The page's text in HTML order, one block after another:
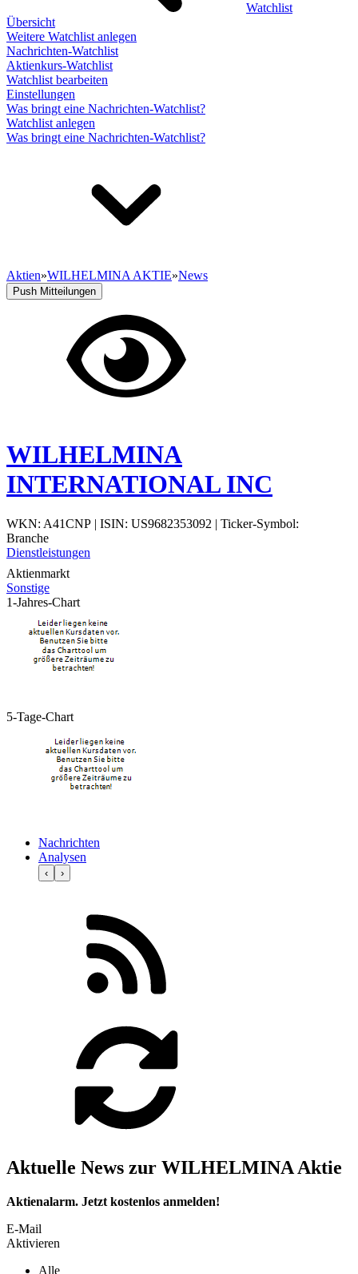
Watchlist
Übersicht
Weitere Watchlist anlegen
Nachrichten-Watchlist
Aktienkurs-Watchlist
Watchlist bearbeiten
Einstellungen
Was bringt eine Nachrichten-Watchlist?
Watchlist anlegen
Was bringt eine Nachrichten-Watchlist?
Aktien»WILHELMINA AKTIE»News
Push Mitteilungen
WILHELMINA
INTERNATIONAL INC
WKN: A41CNP | ISIN: US9682353092 | Ticker-Symbol:
Branche
Dienstleistungen
Aktienmarkt
Sonstige
1-Jahres-Chart
5-Tage-Chart
Nachrichten
Analysen
‹ ›
Aktuelle News zur WILHELMINA Aktie
Aktienalarm. Jetzt kostenlos anmelden!
E-Mail
Aktivieren
Alle